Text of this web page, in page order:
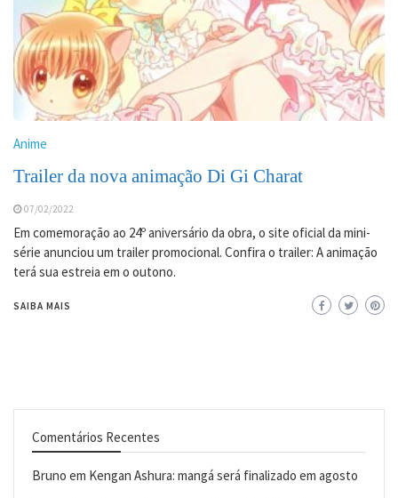
Anime
Trailer da nova animação Di Gi Charat
07/02/2022
Em comemoração ao 24º aniversário da obra, o site oficial da mini-
série anunciou um trailer promocional. Confira o trailer: A animação
terá sua estreia em o outono.
SAIBA MAIS
Comentários Recentes
Bruno em Kengan Ashura: mangá será finalizado em agosto